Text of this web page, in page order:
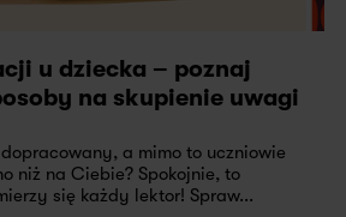
u dziecka – poznaj
na skupienie uwagi
a mimo to uczniowie
niż na Ciebie? Spokojnie, to
się każdy lektor! Spraw...